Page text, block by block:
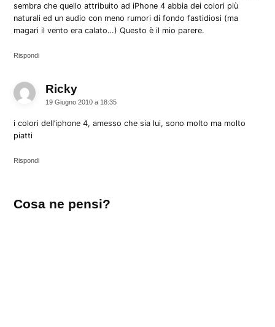
sembra che quello attribuito ad iPhone 4 abbia dei colori più
naturali ed un audio con meno rumori di fondo fastidiosi (ma
magari il vento era calato…) Questo è il mio parere.
Rispondi
Rickydice:
19 Giugno 2010 a 18:35
i colori dell’iphone 4, amesso che sia lui, sono molto ma molto
piatti
Rispondi
un
Cosa ne pensi?